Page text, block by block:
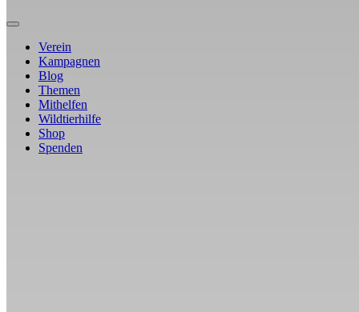
Verein
Kampagnen
Blog
Themen
Mithelfen
Wildtierhilfe
Shop
Spenden